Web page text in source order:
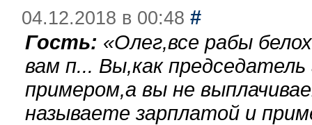
04.12.2018 в 00:48 #
Гость: «Олег,все рабы
вам п... Вы,как
примером,а вы не
называете зарплатой и